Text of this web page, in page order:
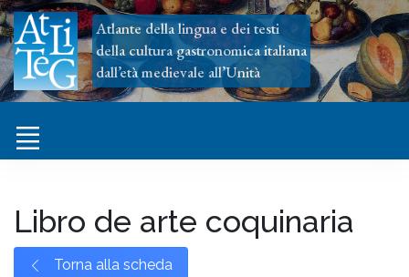
Atlante della lingua e dei testi
della cultura gastronomica italiana
dall’età medievale all’Unità
Libro de arte coquinaria
Torna alla scheda